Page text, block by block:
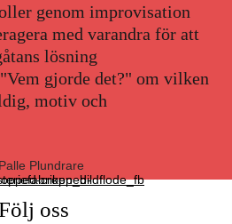
genom improvisation
med varandra för att
lösning
gjorde det?" om vilken
motiv och
oss